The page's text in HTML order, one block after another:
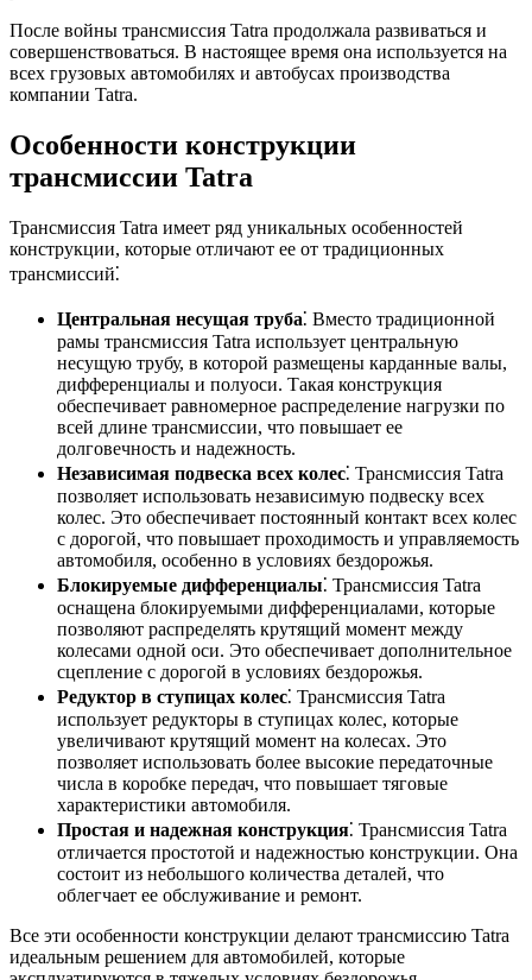
После войны трансмиссия Tatra продолжала развиваться и
совершенствоваться. В настоящее время она используется на
всех грузовых автомобилях и автобусах производства
компании Tatra.
Особенности конструкции
трансмиссии Tatra
Трансмиссия Tatra имеет ряд уникальных особенностей
конструкции, которые отличают ее от традиционных
трансмиссий⁚
Центральная несущая труба⁚ Вместо традиционной
рамы трансмиссия Tatra использует центральную
несущую трубу, в которой размещены карданные валы,
дифференциалы и полуоси. Такая конструкция
обеспечивает равномерное распределение нагрузки по
всей длине трансмиссии, что повышает ее
долговечность и надежность.
Независимая подвеска всех колес⁚ Трансмиссия Tatra
позволяет использовать независимую подвеску всех
колес. Это обеспечивает постоянный контакт всех колес
с дорогой, что повышает проходимость и управляемость
автомобиля, особенно в условиях бездорожья.
Блокируемые дифференциалы⁚ Трансмиссия Tatra
оснащена блокируемыми дифференциалами, которые
позволяют распределять крутящий момент между
колесами одной оси. Это обеспечивает дополнительное
сцепление с дорогой в условиях бездорожья.
Редуктор в ступицах колес⁚ Трансмиссия Tatra
использует редукторы в ступицах колес, которые
увеличивают крутящий момент на колесах. Это
позволяет использовать более высокие передаточные
числа в коробке передач, что повышает тяговые
характеристики автомобиля.
Простая и надежная конструкция⁚ Трансмиссия Tatra
отличается простотой и надежностью конструкции. Она
состоит из небольшого количества деталей, что
облегчает ее обслуживание и ремонт.
Все эти особенности конструкции делают трансмиссию Tatra
идеальным решением для автомобилей, которые